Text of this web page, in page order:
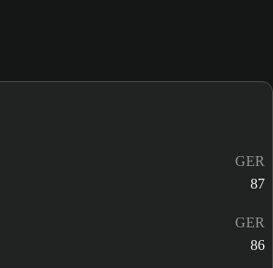
GER
87
GER
86